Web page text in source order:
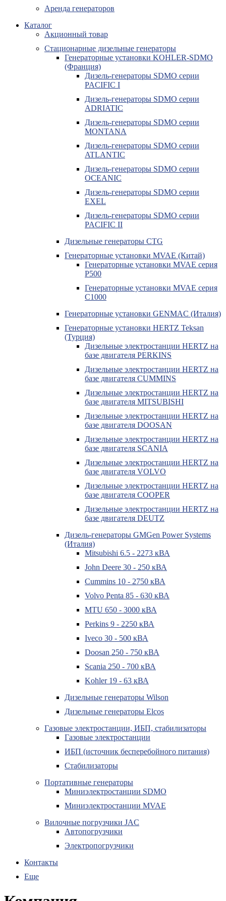
Аренда генераторов
Каталог
Акционный товар
Стационарные дизельные генераторы
Генераторные установки KOHLER-SDMO
(Франция)
Дизель-генераторы SDMO серии
PACIFIC I
Дизель-генераторы SDMO серии
ADRIATIC
Дизель-генераторы SDMO серии
MONTANA
Дизель-генераторы SDMO серии
ATLANTIC
Дизель-генераторы SDMO серии
OCEANIC
Дизель-генераторы SDMO серии
EXEL
Дизель-генераторы SDMO серии
PACIFIC II
Дизельные генераторы CTG
Генераторные установки MVAE (Китай)
Генераторные установки MVAE серия
P500
Генераторные установки MVAE серия
C1000
Генераторные установки GENMAC (Италия)
Генераторные установки HERTZ Teksan
(Турция)
Дизельные электростанции HERTZ на
базе двигателя PERKINS
Дизельные электростанции HERTZ на
базе двигателя CUMMINS
Дизельные электростанции HERTZ на
базе двигателя MITSUBISHI
Дизельные электростанции HERTZ на
базе двигателя DOOSAN
Дизельные электростанции HERTZ на
базе двигателя SCANIA
Дизельные электростанции HERTZ на
базе двигателя VOLVO
Дизельные электростанции HERTZ на
базе двигателя COOPER
Дизельные электростанции HERTZ на
базе двигателя DEUTZ
Дизель-генераторы GMGen Power Systems
(Италия)
Mitsubishi 6.5 - 2273 кВА
John Deere 30 - 250 кВА
Cummins 10 - 2750 кВА
Volvo Penta 85 - 630 кВА
MTU 650 - 3000 кВА
Perkins 9 - 2250 кВА
Iveco 30 - 500 кВА
Doosan 250 - 750 кВА
Scania 250 - 700 кВА
Kohler 19 - 63 кВА
Дизельные генераторы Wilson
Дизельные генераторы Elcos
Газовые электростанции, ИБП, стабилизаторы
Газовые электростанции
ИБП (источник бесперебойного питания)
Стабилизаторы
Портативные генераторы
Миниэлектростанции SDMO
Миниэлектростанции MVAE
Вилочные погрузчики JAC
Авто­погрузчики
Электро­погрузчики
Контакты
Еще